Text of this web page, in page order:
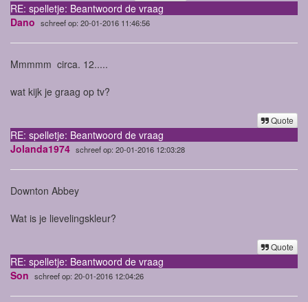
RE: spelletje: Beantwoord de vraag
Dano schreef op: 20-01-2016 11:46:56
Mmmmm circa. 12.....
wat kijk je graag op tv?
Quote
RE: spelletje: Beantwoord de vraag
Jolanda1974 schreef op: 20-01-2016 12:03:28
Downton Abbey
Wat is je lievelingskleur?
Quote
RE: spelletje: Beantwoord de vraag
Son schreef op: 20-01-2016 12:04:26